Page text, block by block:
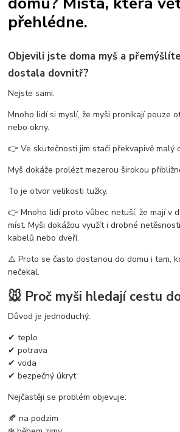
vosy v pergole
vosy na zahradě vosy a sršně
ochrana proti vosám
přehlédne.
Objevili jste doma myš a
dostala dovnitř?
Nejste sami.
Mnoho lidí si myslí, že myši pronikají pouze
nebo okny.
👉 Ve skutečnosti jim stačí překvapivě malý
Myš dokáže prolézt mezerou širokou
To je otvor velikosti tužky.
👉 Mnoho lidí proto vůbec netuší, že mají v
míst. Myši dokážou využít i drobné
kabelů nebo dveří.
⚠️ Proto se často dostanou do domu i tam,
nečekal.
🐭 Proč myši hledají cestu
Důvod je jednoduchý:
✔ teplo
✔ potrava
✔ voda
✔ bezpečný úkryt
Nejčastěji se problém objevuje:
🍂 na podzim